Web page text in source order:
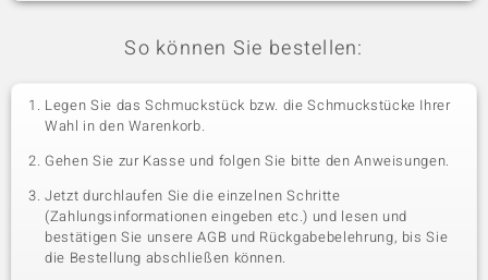
So können Sie bestellen:
Legen Sie das Schmuckstück bzw. die Schmuckstücke Ihrer
Wahl in den Warenkorb.
Gehen Sie zur Kasse und folgen Sie bitte den Anweisungen.
Jetzt durchlaufen Sie die einzelnen Schritte
(Zahlungsinformationen eingeben etc.) und lesen und
bestätigen Sie unsere AGB und Rückgabebelehrung, bis Sie
die Bestellung abschließen können.